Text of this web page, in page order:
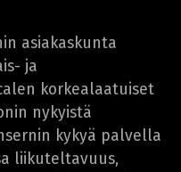
asiakaskunta
ja
korkealaatuiset
nykyistä
kykyä palvella
liikuteltavuus,